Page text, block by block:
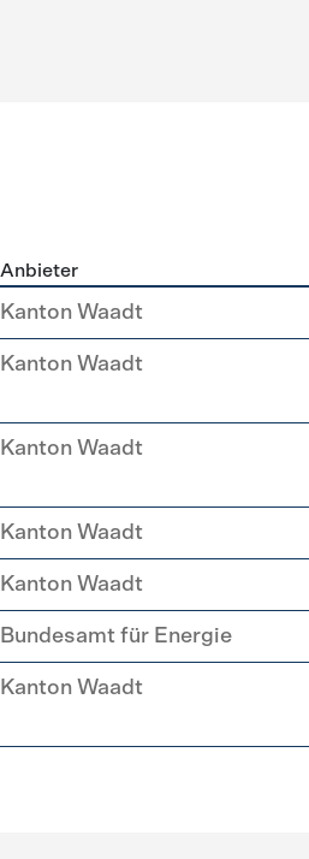
Anbieter
Kanton Waadt
Kanton Waadt
Kanton Waadt
Kanton Waadt
Kanton Waadt
Bundesamt für Energie
Kanton Waadt